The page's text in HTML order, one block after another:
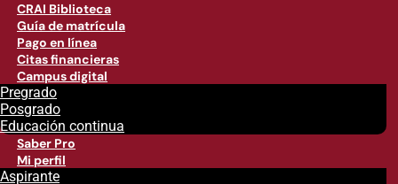
CRAI Biblioteca
Guía de matrícula
Pago en línea
Citas financieras
Campus digital
Pregrado
Posgrado
Educación continua
Saber Pro
Mi perfil
Aspirante